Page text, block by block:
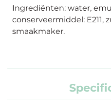
Ingrediënten: water,
conserveermiddel: E211,
smaakmaker.